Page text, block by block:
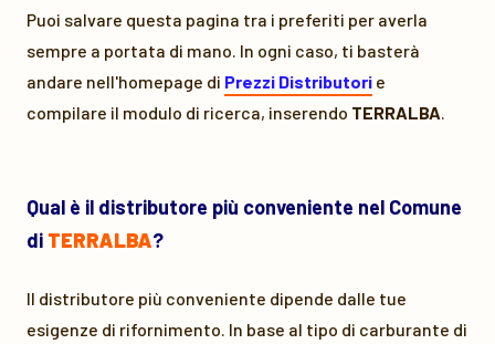
Puoi salvare questa pagina tra i preferiti per averla
sempre a portata di mano. In ogni caso, ti basterà
andare nell'homepage di Prezzi Distributori e
compilare il modulo di ricerca, inserendo TERRALBA.
Qual è il distributore più conveniente nel Comune
di TERRALBA?
Il distributore più conveniente dipende dalle tue
esigenze di rifornimento. In base al tipo di carburante di